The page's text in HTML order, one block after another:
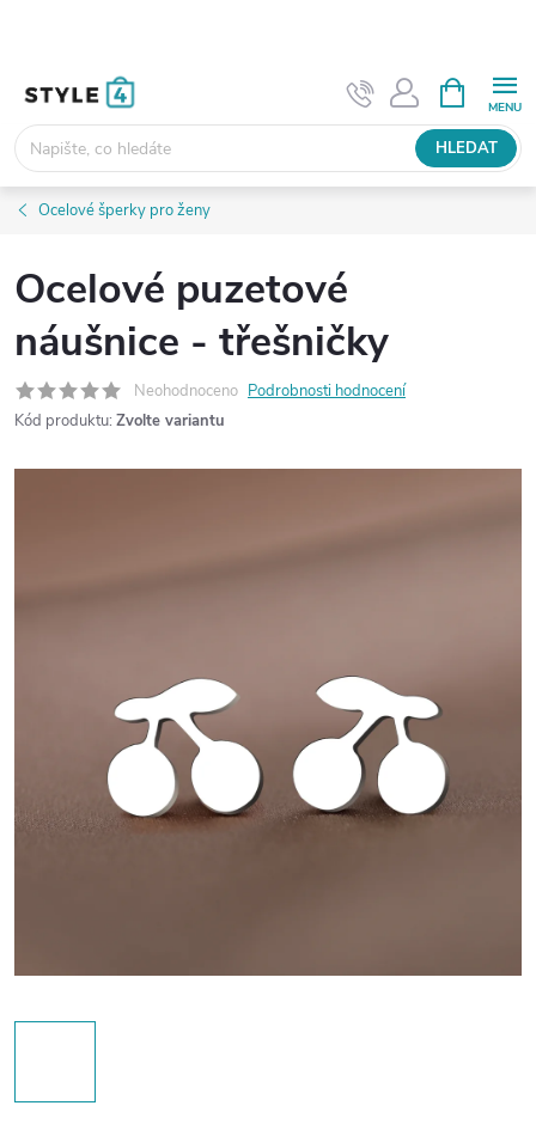
HLEDAT
NÁKUPNÍ
KOŠÍK
Ocelové šperky pro ženy
Ocelové puzetové
náušnice - třešničky
Neohodnoceno Podrobnosti hodnocení
Kód produktu: Zvolte variantu